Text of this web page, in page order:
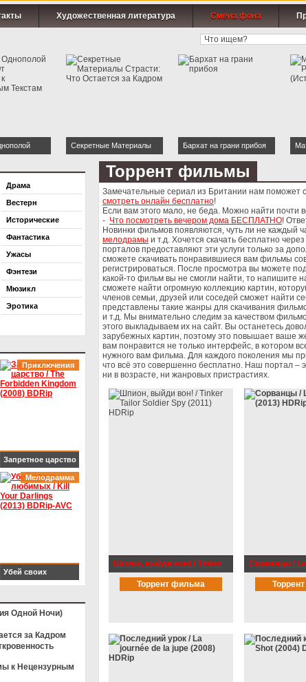
Художественная литература Смена фона
Секретные Материалы
Страсти: Что Остается за
Бархат на грани прибоя
Торрент фильмы
Замечательные сериал из Британии нам поможет
смотреть онлайн бесплатно!
Если вам этого мало, не беда. Можно найти почти
- Что посмотреть вечером дома БЕСПЛАТНО!
Новинки фильмов появляются, чуть ли не каждый
мелодрамы и т.д. Хочется скачать бесплатно
порталов предоставляют эти услуги только за
сможете скачивать понравившиеся вам фильмы
регистрироваться. После просмотра вы можете
какой-то фильм вы не смогли найти, то напишите
сможете найти огромную коллекцию картин,
членов семьи, друзей или соседей сможет найти
представлены такие жанры для скачивания
и т.д. Мы внимательно следим за качеством
этого выкладываем их на сайт. Вы останетесь
зарубежных картин, поэтому это повышает ваше
вам понравится не только интерфейс, в котором
нужного вам фильма. Для каждого поколения мы
что всё это совершенно бесплатно. Наш портал –
ни в возрасте, ни жанровых пристрастиях.
Шпион, выйди вон! / Tinker
Tailor Soldier Spy (2011)
Торрент фильма
Сорванцы /
(2013) HDRip
Драма
Вестерн
Исторические
Фантастика
Ужасы
Фэнтези
Мюзикл
Эротика
Запретное царство
/ The Forbidden
Kingdom (2008)
Приключения
Убей своих
Darlings (2013)
Мелодрамма
Одной Ночи)
за Кадром
к Нецензурным